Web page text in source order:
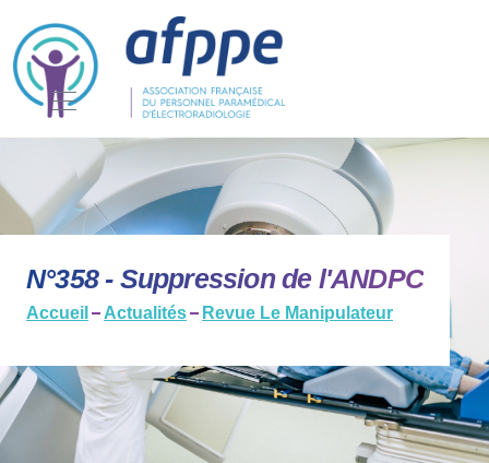
N°358 - Suppression de l'ANDPC
Accueil Actualités Revue Le Manipulateur